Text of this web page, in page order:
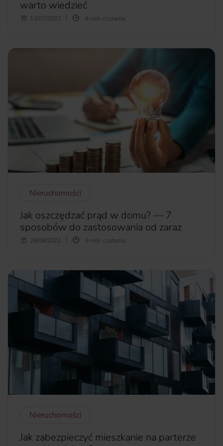
warto wiedzieć
Zdarza się, że szukanie mieszkania na wynajem pochłania
nam się znaleźć lokal zgodny z oczekiwaniami, często
warunki umowy najmu, w tym jej wypowiedzenia. A
przecież zakończenie najmu może okazać się nieuniknione,
jeśli zmieni się nasza sytuacja życiowa lub zawodowa.
Należy pamiętać, że umowa najmu może mieć różny
charakter i formę (najem zwykły, okazjonalny,
instytucjonalny), a także, pod pewnymi warunkami, może
zostać wypowiedziana zarówno przez najemcę, jak i
wynajmującego mieszkanie. W artykule przedstawiamy
najważniejsze aspekty, którym warto się przyjrzeć nim
zdecydujemy się na najpopularniejszy w obrocie, zwykły
najem lokalu mieszkalnego.
więcej...
13/07/2022 6 min. czytania
Nieruchomości
Jak oszczędzać prąd w domu? — 7
sposobów do zastosowania od zaraz
Rekordowa inflacja sprawia, że rachunki za prąd rosną w
wiele osób zastanawia się, jak oszczędzać prąd w domu.
Wbrew pozorom nie jest to takie trudne. Wystarczy
wyrobić w sobie kilka drobnych nawyków i się ich trzymać.
W dzisiejszym artykule proponujemy te, które możesz
zmienić od zaraz.
więcej...
29/06/2022 5 min. czytania
Nieruchomości
Jak zabezpieczyć mieszkanie na parterze